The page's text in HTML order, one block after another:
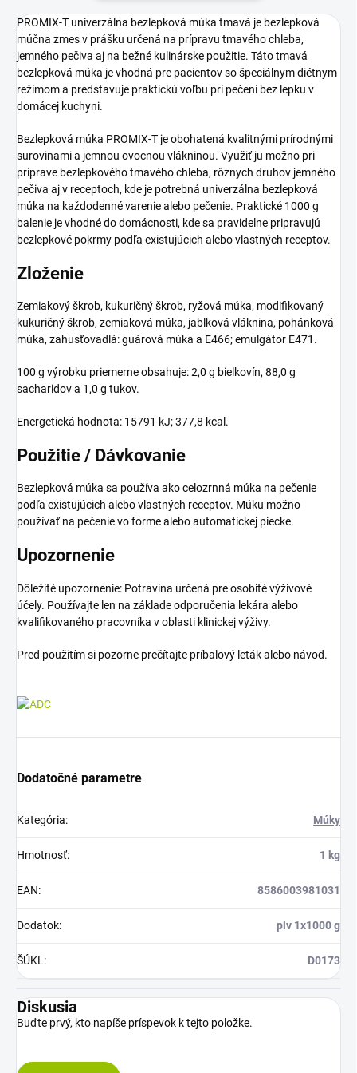
PROMIX-T univerzálna bezlepková múka tmavá je bezlepková
múčna zmes v prášku určená na prípravu tmavého chleba,
jemného pečiva aj na bežné kulinárske použitie. Táto tmavá
bezlepková múka je vhodná pre pacientov so špeciálnym diétnym
režimom a predstavuje praktickú voľbu pri pečení bez lepku v
domácej kuchyni.
Bezlepková múka PROMIX-T je obohatená kvalitnými prírodnými
surovinami a jemnou ovocnou vlákninou. Využiť ju možno pri
príprave bezlepkového tmavého chleba, rôznych druhov jemného
pečiva aj v receptoch, kde je potrebná univerzálna bezlepková
múka na každodenné varenie alebo pečenie. Praktické 1000 g
balenie je vhodné do domácnosti, kde sa pravidelne pripravujú
bezlepkové pokrmy podľa existujúcich alebo vlastných receptov.
Zloženie
Zemiakový škrob, kukuričný škrob, ryžová múka, modifikovaný
kukuričný škrob, zemiaková múka, jablková vláknina, pohánková
múka, zahusťovadlá: guárová múka a E466; emulgátor E471.
100 g výrobku priemerne obsahuje: 2,0 g bielkovín, 88,0 g
sacharidov a 1,0 g tukov.
Energetická hodnota: 15791 kJ; 377,8 kcal.
Použitie / Dávkovanie
Bezlepková múka sa používa ako celozrnná múka na pečenie
podľa existujúcich alebo vlastných receptov. Múku možno
používať na pečenie vo forme alebo automatickej piecke.
Upozornenie
Dôležité upozornenie: Potravina určená pre osobité výživové
účely. Používajte len na základe odporučenia lekára alebo
kvalifikovaného pracovníka v oblasti klinickej výživy.
Pred použitím si pozorne prečítajte príbalový leták alebo návod.
Dodatočné parametre
Kategória: Múky
Hmotnosť: 1 kg
EAN: 8586003981031
Dodatok: plv 1x1000 g
ŠÚKL: D0173
Diskusia
Buďte prvý, kto napíše príspevok k tejto položke.